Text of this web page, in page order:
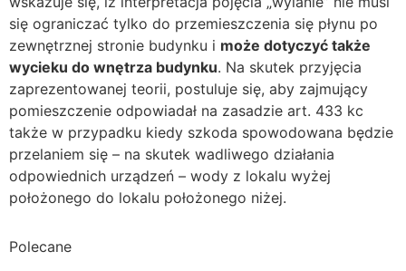
się ograniczać tylko do przemieszczenia się płynu po
zewnętrznej stronie budynku i może dotyczyć także
wycieku do wnętrza budynku. Na skutek przyjęcia
zaprezentowanej teorii, postuluje się, aby zajmujący
pomieszczenie odpowiadał na zasadzie art. 433 kc
także w przypadku kiedy szkoda spowodowana będzie
przelaniem się – na skutek wadliwego działania
odpowiednich urządzeń – wody z lokalu wyżej
położonego do lokalu położonego niżej.
Polecane